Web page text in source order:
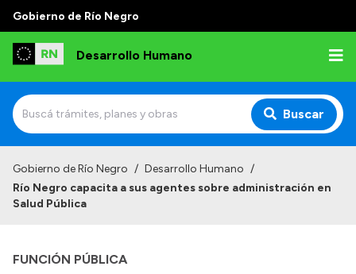
Gobierno de Río Negro
Desarrollo Humano
Buscar
Institucional
Autoridades
Gobierno de Río Negro / Desarrollo Humano /
Río Negro capacita a sus agentes sobre administración en
Salud Pública
FUNCIÓN PÚBLICA